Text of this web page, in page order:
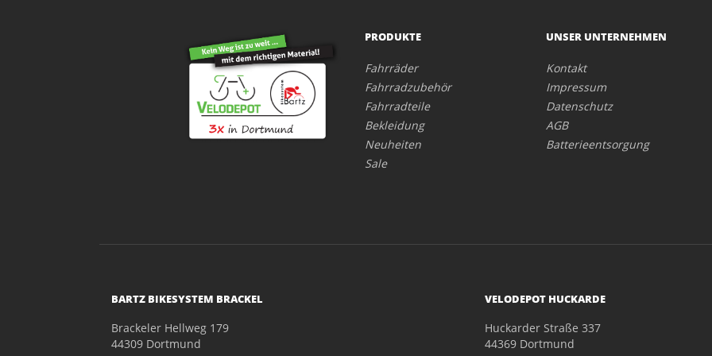
PRODUKTE
Fahrräder
Fahrradzubehör
Fahrradteile
Bekleidung
Neuheiten
Sale
UNSER UNTERNEHMEN
Kontakt
Impressum
Datenschutz
AGB
Batterieentsorgung
BARTZ BIKESYSTEM BRACKEL
Brackeler Hellweg 179
44309 Dortmund
VELODEPOT HUCKARDE
Huckarder Straße 337
44369 Dortmund